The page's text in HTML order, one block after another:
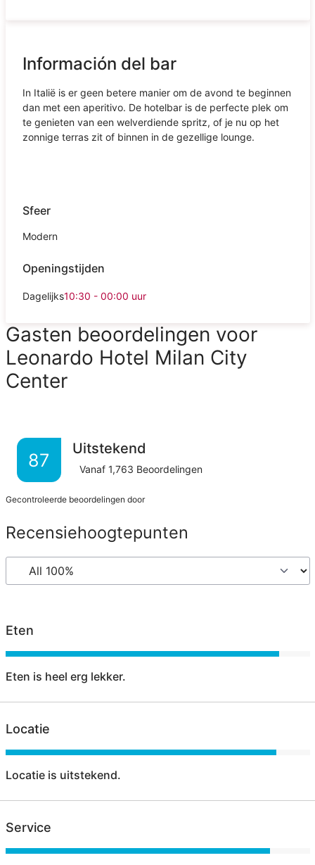
Información del bar
In Italië is er geen betere manier om de avond te beginnen
dan met een aperitivo. De hotelbar is de perfecte plek om
te genieten van een welverdiende spritz, of je nu op het
zonnige terras zit of binnen in de gezellige lounge.
Sfeer
Modern
Openingstijden
Dagelijks10:30 - 00:00 uur
Gasten beoordelingen voor
Leonardo Hotel Milan City
Center
87
Uitstekend
Vanaf 1,763 Beoordelingen
Gecontroleerde beoordelingen door
Recensiehoogtepunten
Eten
Eten is heel erg lekker.
Locatie
Locatie is uitstekend.
Service